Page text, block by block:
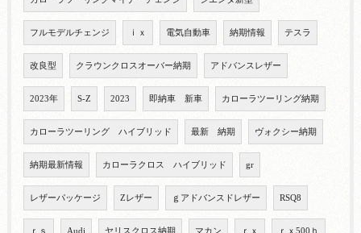
フルモデルチェンジ ｉｘ 電気自動車 納期情報 テスラ
改良型 クラウンクロスオーバー納期 アドバンスレザー
2023年 S-Z 2023 即納車 新車 カローラツーリング納期
カローラツーリング ハイブリッド 最新 納期 ヴォクシー納期
納期最新情報 カローラクロス ハイブリッド gr
レザーパッケージ Zレザー ｇアドバンスドレザー RSQ8
ｒｓ Audi ヤリスクロス納期 マカン ｒｘ ｒｘ500ｈ